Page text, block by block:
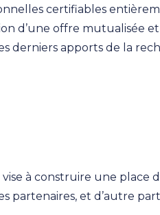
certifiables
d’une offre mutualisée
derniers apports de la
à construire une place
partenaires, et d’autre